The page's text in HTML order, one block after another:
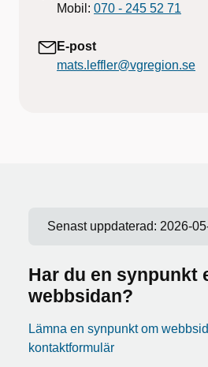
Mobil: 070 - 245 52 71
E-post
mats.leffler@vgregion.se
Senast uppdaterad: 2026-
Har du en synpunkt
webbsidan?
Lämna en synpunkt om
kontaktformulär